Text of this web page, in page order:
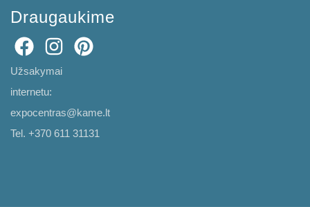
Draugaukime
Užsakymai
internetu:
expocentras@kame.lt
Tel. +370 611 31131